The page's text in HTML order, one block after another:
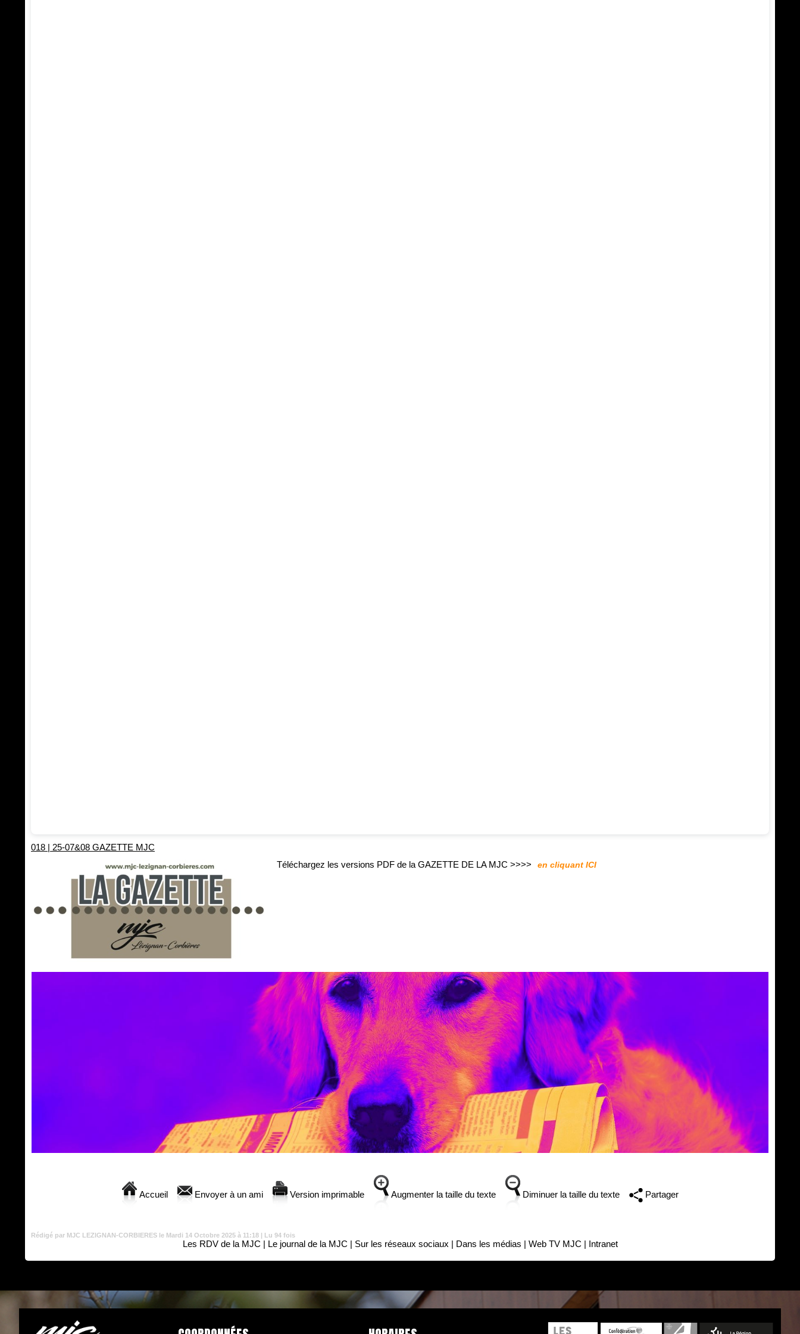
018 | 25-07&08 GAZETTE MJC
Téléchargez les versions PDF de la GAZETTE DE LA MJC >>>>
en cliquant ICI
Accueil Envoyer à un ami Version imprimable Augmenter la taille du texte Diminuer la taille du texte Partager
Rédigé par MJC LEZIGNAN-CORBIERES le Mardi 14 Octobre 2025 à 11:18 | Lu 94 fois
Les RDV de la MJC | Le journal de la MJC | Sur les réseaux sociaux | Dans les médias | Web TV MJC | Intranet